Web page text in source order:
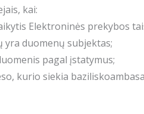
kai:
Elektroninės prekybos
yra duomenų subjektas;
pagal įstatymus;
kurio siekia